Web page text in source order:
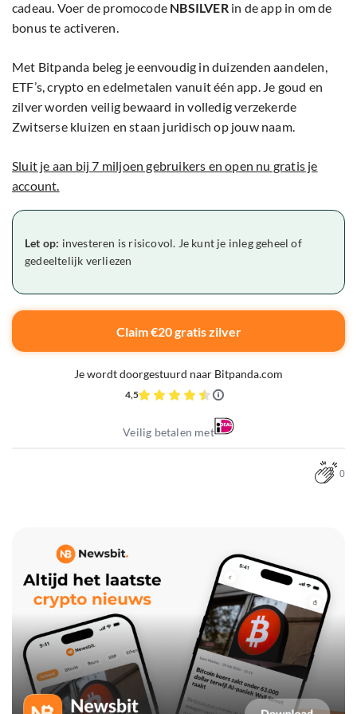
cadeau. Voer de promocode NBSILVERin de app in om de
bonus te activeren.
Met Bitpanda beleg je eenvoudig in duizenden aandelen,
ETF’s, crypto en edelmetalen vanuit één app. Je goud en
zilver worden veilig bewaard in volledig verzekerde
Zwitserse kluizen en staan juridisch op jouw naam.
Sluit je aan bij 7 miljoen gebruikers en open nu gratis je
account.
Let op: investeren is risicovol. Je kunt je inleg geheel of
gedeeltelijk verliezen
Claim €20 gratis zilver
Je wordt doorgestuurd naar Bitpanda.com
4,5
Veilig betalen met
0